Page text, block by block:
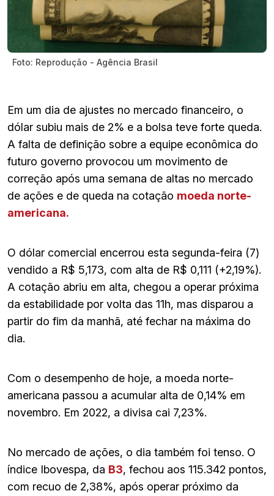
Foto: Reprodução - Agência Brasil
Em um dia de ajustes no mercado financeiro, o
dólar subiu mais de 2% e a bolsa teve forte queda.
A falta de definição sobre a equipe econômica do
futuro governo provocou um movimento de
correção após uma semana de altas no mercado
de ações e de queda na cotação moeda norte-
americana.
O dólar comercial encerrou esta segunda-feira (7)
vendido a R$ 5,173, com alta de R$ 0,111 (+2,19%).
A cotação abriu em alta, chegou a operar próxima
da estabilidade por volta das 11h, mas disparou a
partir do fim da manhã, até fechar na máxima do
dia.
Com o desempenho de hoje, a moeda norte-
americana passou a acumular alta de 0,14% em
novembro. Em 2022, a divisa cai 7,23%.
No mercado de ações, o dia também foi tenso. O
índice Ibovespa, da B3, fechou aos 115.342 pontos,
com recuo de 2,38%, após operar próximo da